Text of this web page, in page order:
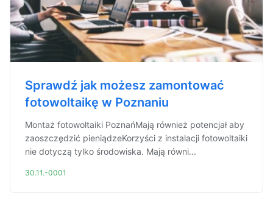
Sprawdź jak możesz zamontować
fotowoltaikę w Poznaniu
Montaż fotowoltaiki PoznańMają również potencjał aby
zaoszczędzić pieniądzeKorzyści z instalacji fotowoltaiki
nie dotyczą tylko środowiska. Mają równi...
30.11.-0001